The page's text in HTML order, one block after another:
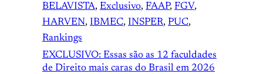
BELAVISTA, Exclusivo, FAAP, FGV
HARVEN, IBMEC, INSPER, PUC
Rankings
EXCLUSIVO: Essas são as 12 faculdades
de Direito mais caras do Brasil em 2026